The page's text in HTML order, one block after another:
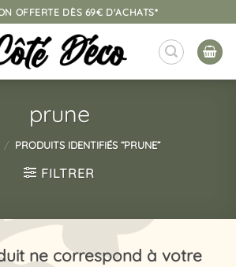
OFFERTE DÈS 69€ D'ACHATS*
prune
/ PRODUITS IDENTIFIÉS “PRUNE”
FILTRER
ne correspond à votre